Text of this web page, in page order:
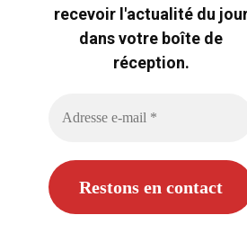
recevoir l'actualité du
dans votre boîte de
réception.